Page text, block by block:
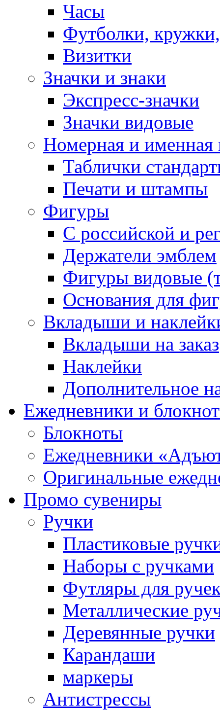
Часы
Футболки,
Визитки
Значки и знаки
Экспресс-значки
Значки видовые
Номерная и именная
Таблички
Печати и штампы
Фигуры
С российской и
Держатели эмблем
Фигуры видовые
Основания для
Вкладыши и
Вкладыши на заказ
Наклейки
Дополнительное
Ежедневники и
Блокноты
Ежедневники
Оригинальные
Промо сувениры
Ручки
Пластиковые
Наборы с ручками
Футляры для
Металлические
Деревянные ручки
Карандаши
маркеры
Антистрессы